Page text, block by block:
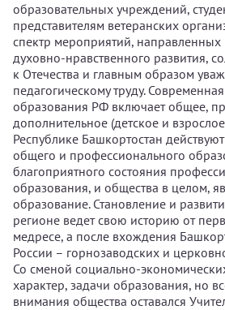
образовательных учреждений,
представителям ветеранских
спектр мероприятий,
духовно-нравственного развития,
к Отечества и главным образом
педагогическому труду.
образования РФ включает общее,
дополнительное (детское и
Республике Башкортостан
общего и профессионального
благоприятного состояния
образования, и общества в целом,
образование. Становление и
регионе ведет свою историю от
медресе, а после вхождения
России – горнозаводских и
Со сменой социально-
характер, задачи образования, но
внимания общества оставался